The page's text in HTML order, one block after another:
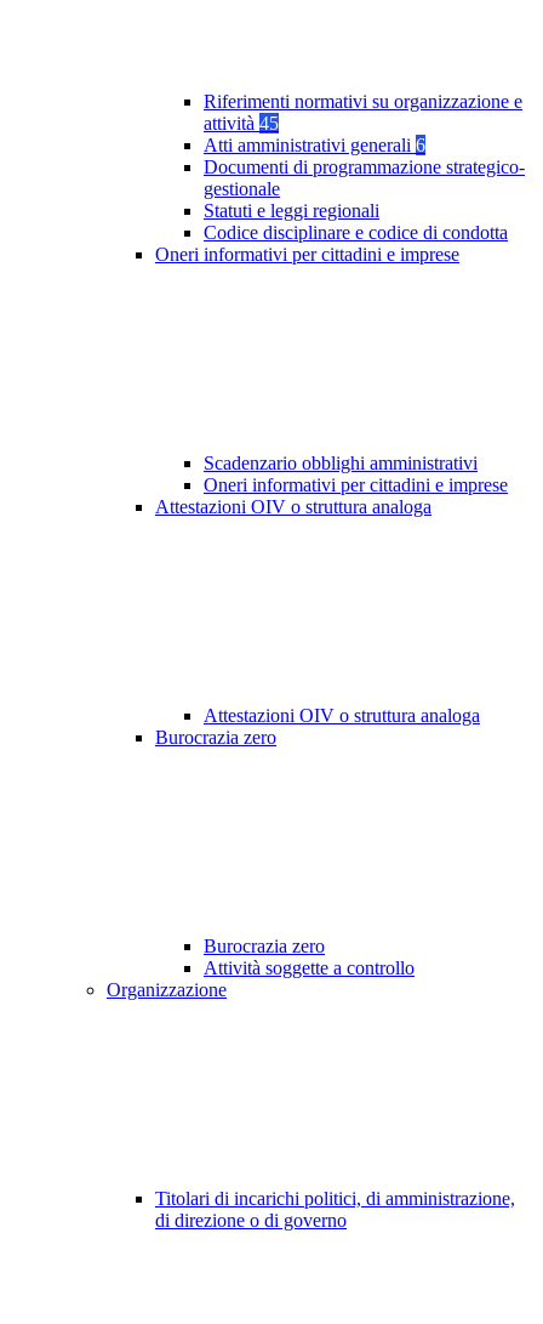
Riferimenti normativi su organizzazione e
attività 45
Atti amministrativi generali 6
Documenti di programmazione strategico-
gestionale
Statuti e leggi regionali
Codice disciplinare e codice di condotta
Oneri informativi per cittadini e imprese
Scadenzario obblighi amministrativi
Oneri informativi per cittadini e imprese
Attestazioni OIV o struttura analoga
Attestazioni OIV o struttura analoga
Burocrazia zero
Burocrazia zero
Attività soggette a controllo
Organizzazione
Titolari di incarichi politici, di amministrazione,
di direzione o di governo